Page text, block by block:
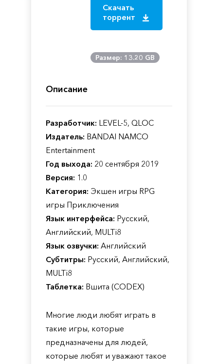
Скачать
торрент
Размер: 13.20 GB
Описание
Разработчик: LEVEL-5, QLOC
Издатель: BANDAI NAMCO
Entertainment
Год выхода: 20 сентября 2019
Версия: 1.0
Категория: Экшен игры RPG
игры Приключения
Язык интерфейса: Русский,
Английский, MULTi8
Язык озвучки: Английский
Субтитры: Русский, Английский,
MULTi8
Таблетка: Вшита (CODEX)
Многие люди любят играть в
такие игры, которые
предназначены для людей,
которые любят и уважают такое